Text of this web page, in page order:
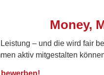
Money,
– und die wird fair
aktiv mitgestalten